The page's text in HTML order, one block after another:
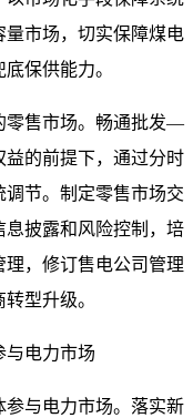
市场，切实保障煤电
保供能力。
售市场。畅通批发—
的前提下，通过分时
节。制定零售市场交
披露和风险控制，培
，修订售电公司管理
型升级。
电力市场
与电力市场。落实新